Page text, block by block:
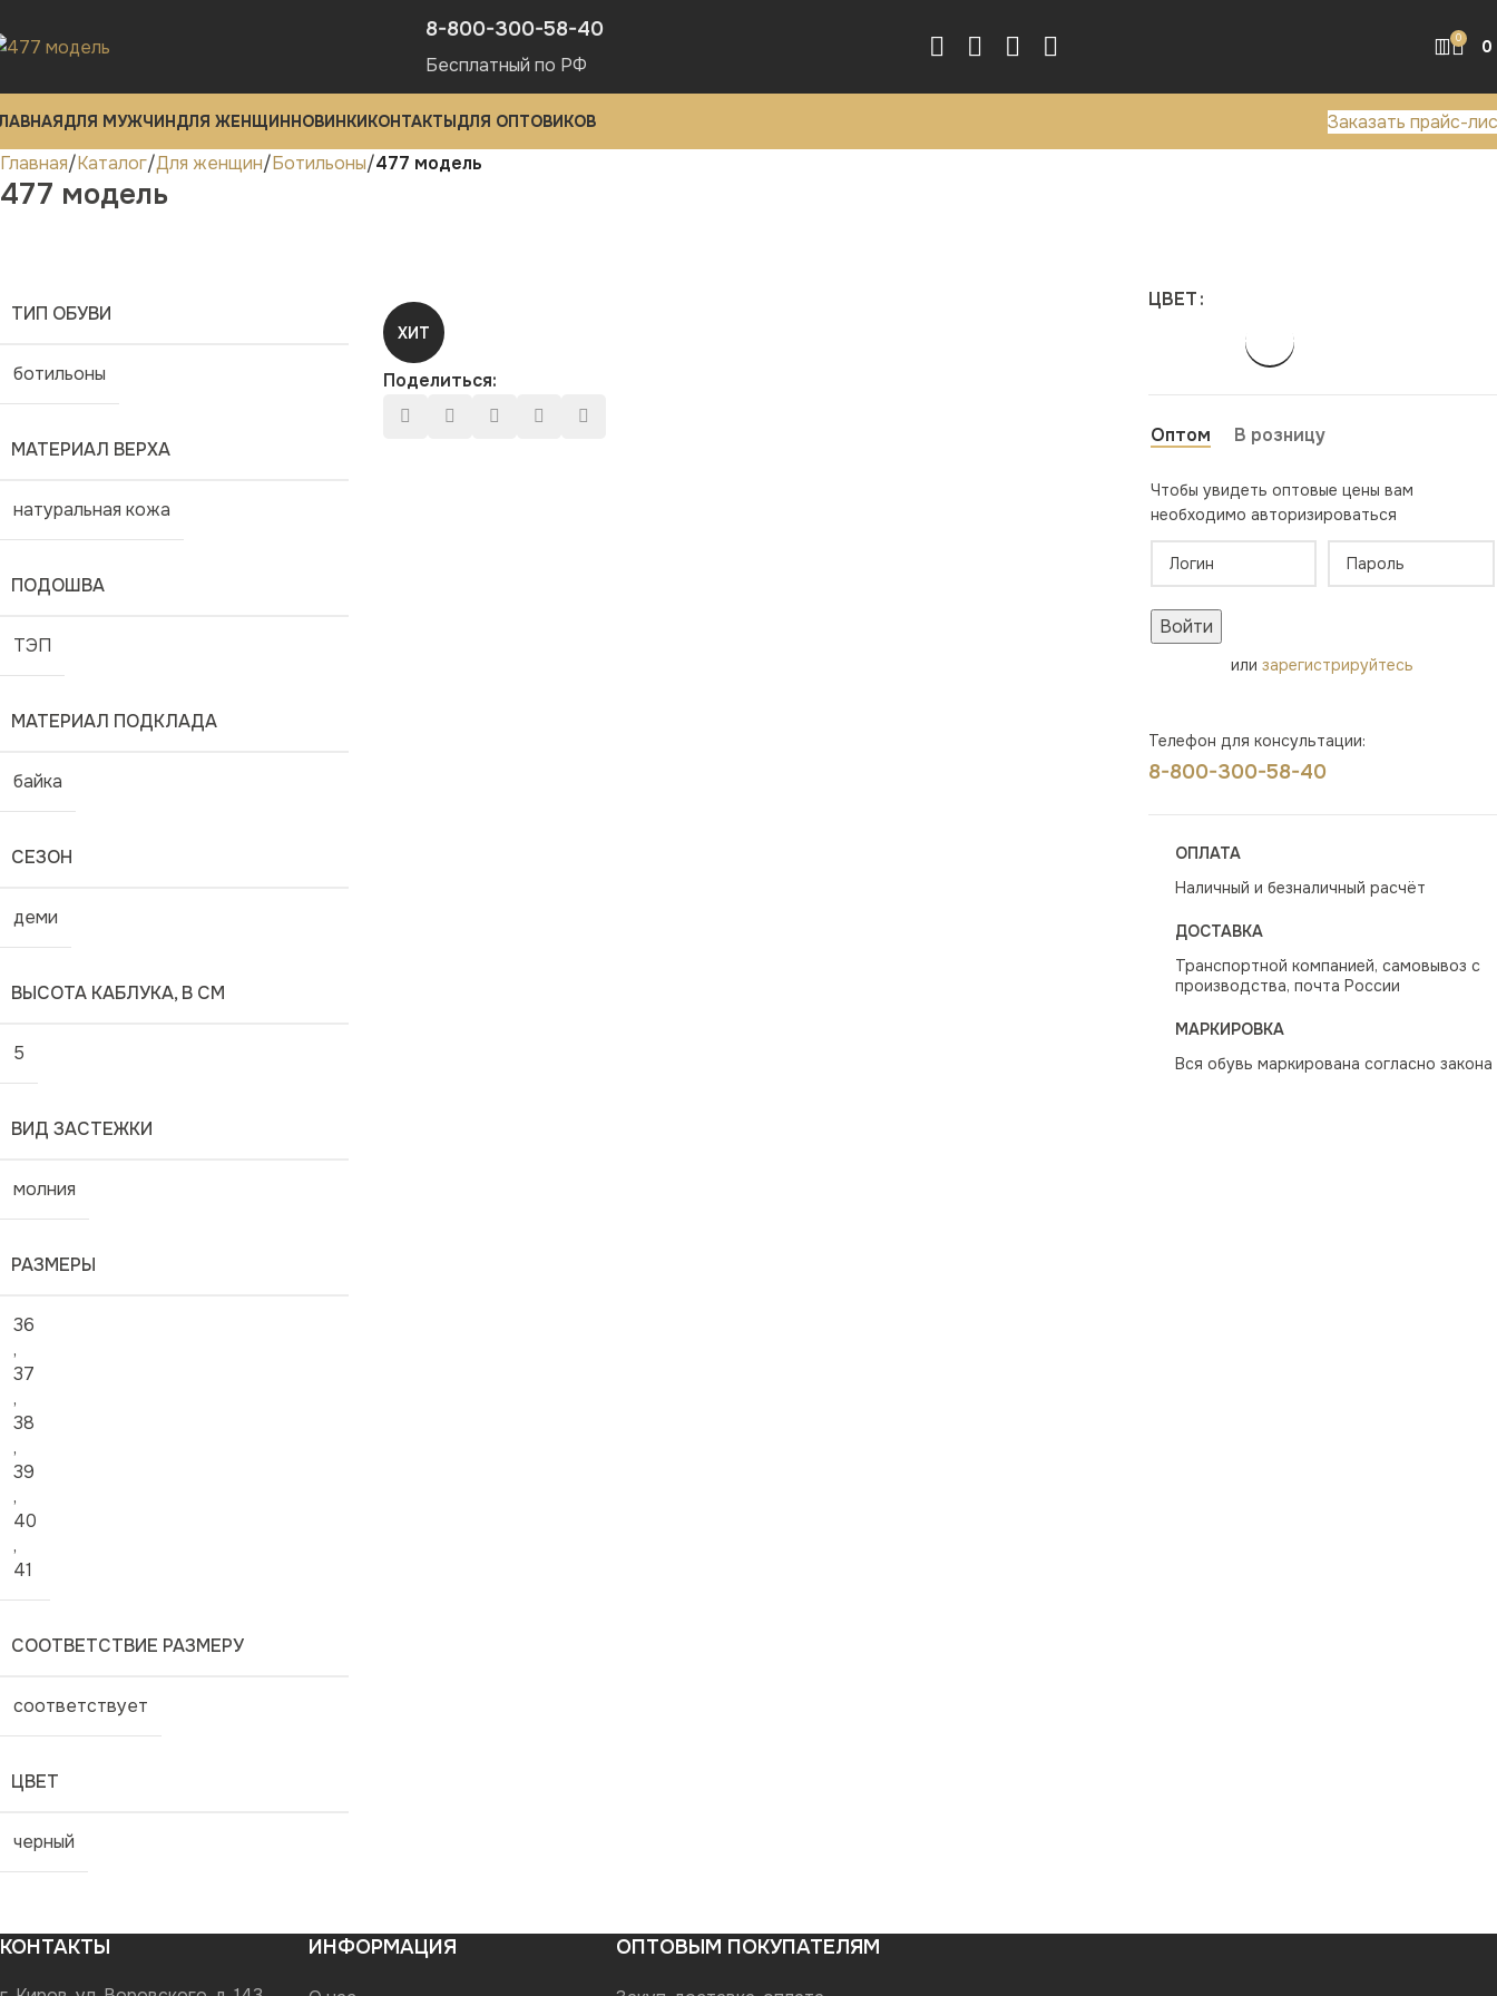
8-800-300-58-40
Бесплатный по РФ
0 0
ДЛЯ МУЖЧИНДЛЯ ЖЕНЩИННОВИНКИКОНТАКТЫДЛЯ ОПТОВИКОВ
Заказать прайс-
Главная Каталог Для женщин Ботильоны 477 модель
477 модель
ТИП ОБУВИ
ботильоны
МАТЕРИАЛ ВЕРХА
натуральная кожа
ПОДОШВА
ТЭП
МАТЕРИАЛ ПОДКЛАДА
байка
СЕЗОН
деми
ВЫСОТА КАБЛУКА, В СМ
5
ВИД ЗАСТЕЖКИ
молния
РАЗМЕРЫ
36
,
37
,
38
,
39
,
40
,
41
СООТВЕТСТВИЕ РАЗМЕРУ
соответствует
ЦВЕТ
черный
ХИТ
Поделиться:
ЦВЕТ
Оптом В розницу
Чтобы увидеть оптовые цены вам
необходимо авторизироваться
Войти
илизарегистрируйтесь
Телефон для консультации:
8-800-300-58-40
ОПЛАТА
Наличный и безналичный расчёт
ДОСТАВКА
Транспортной компанией, самовывоз с
производства, почта России
МАРКИРОВКА
Вся обувь маркирована согласно закона
КОНТАКТЫ ИНФОРМАЦИЯ ОПТОВЫМ ПОКУПАТЕЛЯМ